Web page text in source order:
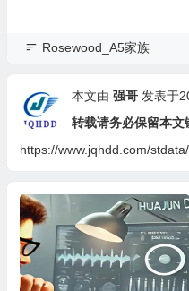
Rosewood_A5家族
本文由 强哥 发表于
转载请务必保留本文
https://www.jqhdd.com/